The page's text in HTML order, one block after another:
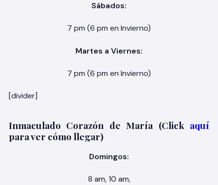
Sábados:
7 pm (6 pm en Invierno)
Martes a Viernes:
7 pm (6 pm en Invierno)
[divider]
Inmaculado Corazón de María (Click aquí
para ver cómo llegar)
Domingos:
8 am, 10 am,